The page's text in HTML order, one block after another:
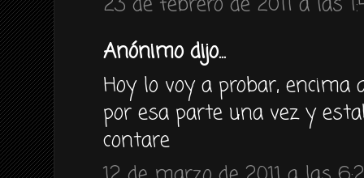
Anónimo dijo...
Hoy lo voy a probar, encima
por esa parte una vez y
contare